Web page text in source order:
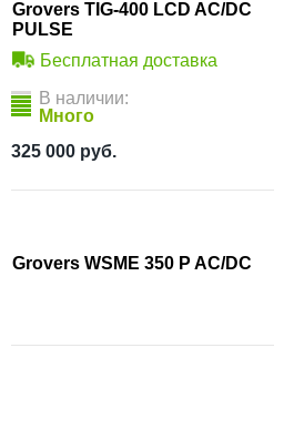
Grovers TIG-400 LCD AC/DC
PULSE
Бесплатная доставка
В наличии:
Много
325 000 руб.
Grovers WSME 350 P AC/DC